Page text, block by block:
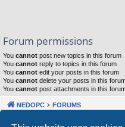
Forum permissions
You cannot post new topics in this forum
You cannot reply to topics in this forum
You cannot edit your posts in this forum
You cannot delete your posts in this
You cannot post attachments in this
NEDOPC FORUMS
Powered byphpBB®